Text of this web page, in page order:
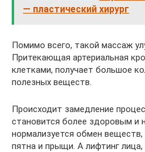
— пластический хирург
Помимо всего, такой массаж
Притекающая артериальная
клетками, получает большое
полезных веществ.
Происходит замедление
становится более здоровым и
нормализуется обмен
пятна и прыщи. А лифтинг